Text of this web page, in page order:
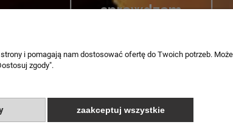
sprawdzam
i pomagają nam dostosować ofertę do Twoich potrzeb.
zgody".
zaakceptuj wszystkie